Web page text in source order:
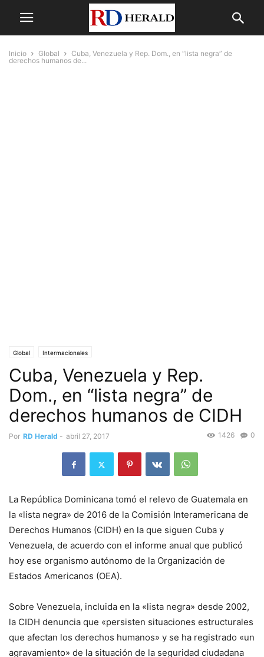
Inicio Global
Cuba, Venezuela y Rep. Dom., en “lista negra” de
derechos humanos de...
Global Intermacionales
Cuba, Venezuela y Rep.
Dom., en “lista negra” de
derechos humanos de CIDH
Por RD Herald - abril 27, 2017 0
1426
La República Dominicana tomó el relevo de Guatemala en
la «lista negra» de 2016 de la Comisión Interamericana de
Derechos Humanos (CIDH) en la que siguen Cuba y
Venezuela, de acuerdo con el informe anual que publicó
hoy ese organismo autónomo de la Organización de
Estados Americanos (OEA).
Sobre Venezuela, incluida en la «lista negra» desde 2002,
la CIDH denuncia que «persisten situaciones estructurales
que afectan los derechos humanos» y se ha registrado «un
agravamiento» de la situación de la seguridad ciudadana